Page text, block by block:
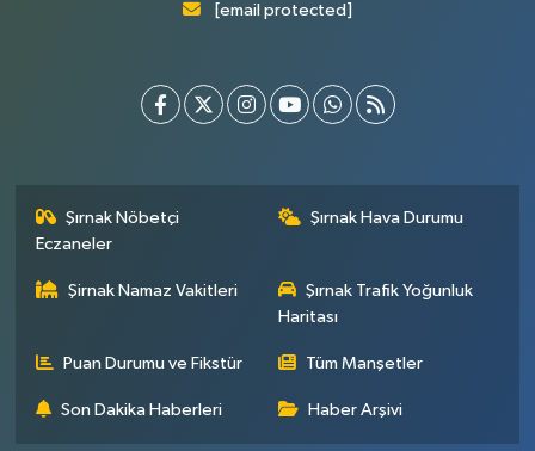
[email protected]
Şırnak Nöbetçi
Eczaneler
Şırnak Hava Durumu
Şirnak Namaz Vakitleri
Şırnak Trafik Yoğunluk
Haritası
Puan Durumu ve Fikstür Tüm Manşetler
Son Dakika Haberleri Haber Arşivi